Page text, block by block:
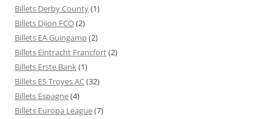
Billets Derby County(1)
Billets Dijon FCO(2)
Billets EA Guingamp(2)
Billets Eintracht Francfort(2)
Billets Erste Bank(1)
Billets ES Troyes AC(32)
Billets Espagne(4)
Billets Europa League(7)